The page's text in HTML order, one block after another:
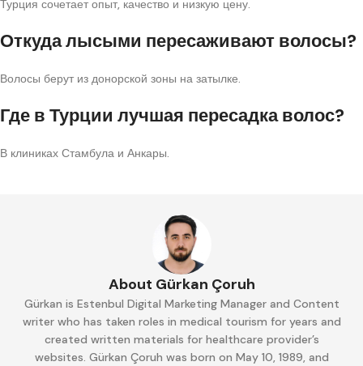
Турция сочетает опыт, качество и низкую цену.
Откуда лысыми пересаживают волосы?
Волосы берут из донорской зоны на затылке.
Где в Турции лучшая пересадка волос?
В клиниках Стамбула и Анкары.
About Gürkan Çoruh
Gürkan is Estenbul Digital Marketing Manager and Content
writer who has taken roles in medical tourism for years and
created written materials for healthcare provider’s
websites. Gürkan Çoruh was born on May 10, 1989, and